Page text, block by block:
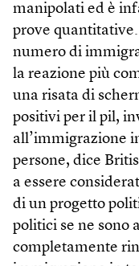
manipolati ed è
prove
numero di
la reazione più
una risata di
positivi per il pil,
all’immigrazione
persone, dice
a essere
di un progetto
politici se ne sono
completamente